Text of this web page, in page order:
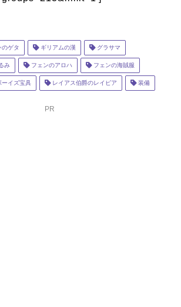
ゲタ ギリアムの漢 グラサマ
み フェンのアロハ フェンの海賊服
イズ宝具 レイアス伯爵のレイピア 装備
PR